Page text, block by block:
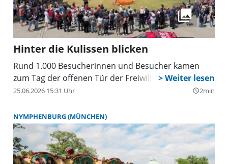
Hinter die Kulissen blicken
Rund 1.000 Besucherinnen und Besucher kamen
zum Tag der offenen Tür der Freiwilligen Feuerwehr.
25.06.2026 15:31 Uhr query_builder2min
NYMPHENBURG (MÜNCHEN)